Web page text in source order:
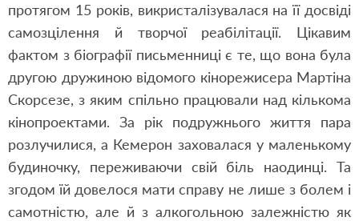
протягом 15 років, викристалізувалася на її досвіді
самозцілення й творчої реабілітації. Цікавим
фактом з біографії письменниці є те, що вона була
другою дружиною відомого кінорежисера Мартіна
Скорсезе, з яким спільно працювали над кількома
кінопроектами. За рік подружнього життя пара
розлучилися, а Кемерон заховалася у маленькому
будиночку, переживаючи свій біль наодинці. Та
згодом їй довелося мати справу не лише з болем і
самотністю, але й з алкогольною залежністю як